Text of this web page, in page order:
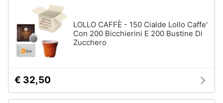
LOLLO CAFFÈ - 150 Cialde Lollo Caffe'
Con 200 Bicchierini E 200 Bustine Di
Zucchero
€ 32,50